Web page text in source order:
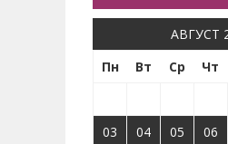
АВГУСТ
Пн
Вт Ср Чт
03
04 05 06